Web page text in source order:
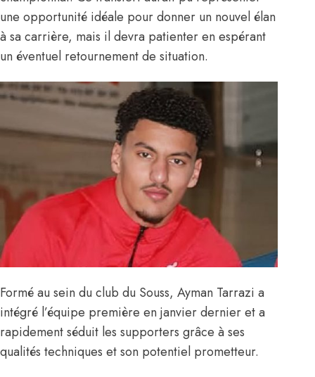
une opportunité idéale pour donner un nouvel élan
à sa carrière, mais il devra patienter en espérant
un éventuel retournement de situation.
Formé au sein du club du Souss, Ayman Tarrazi a
intégré l’équipe première en janvier dernier et a
rapidement séduit les supporters grâce à ses
qualités techniques et son potentiel prometteur.